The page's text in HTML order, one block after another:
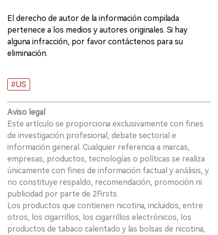
El derecho de autor de la información compilada
pertenece a los medios y autores originales. Si hay
alguna infracción, por favor contáctenos para su
eliminación.
#US
Aviso legal
Este artículo se proporciona exclusivamente con fines
de investigación profesional, debate sectorial e
información general. Cualquier referencia a marcas,
empresas, productos, tecnologías o políticas se realiza
únicamente con fines de información factual y análisis, y
no constituye respaldo, recomendación, promoción ni
publicidad por parte de 2Firsts.
Los productos que contienen nicotina, incluidos, entre
otros, los cigarrillos, los cigarrillos electrónicos, los
productos de tabaco calentado y las bolsas de nicotina,